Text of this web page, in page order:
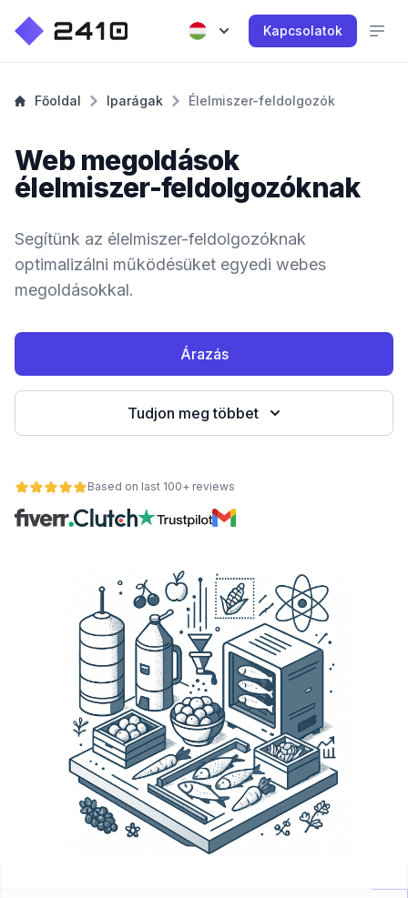
Kapcsolatok
Főoldal Iparágak Élelmiszer-feldolgozók
Web megoldások
élelmiszer-feldolgozóknak
Segítünk az élelmiszer-feldolgozóknak
optimalizálni működésüket egyedi webes
megoldásokkal.
Árazás
Tudjon meg többet
Based on last 100+ reviews